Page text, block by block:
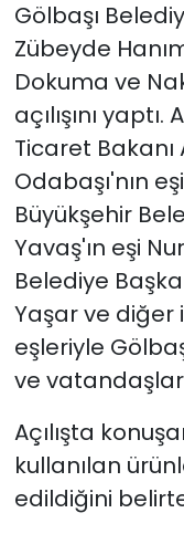
Gölbaşı
Zübeyde
Dokuma ve
açılışını
Ticaret Bakanı
Odabaşı'nın
Büyükşehir
Yavaş'ın eşi
Belediye
Yaşar ve diğer
eşleriyle
ve vatandaşlar
Açılışta
kullanılan
edildiğini